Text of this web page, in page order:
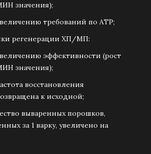
значения);
требований по АТР;
регенерации ХП/МП:
эффективности (рост
значения);
восстановления
к исходной;
вываренных порошков,
за 1 варку, увеличено на